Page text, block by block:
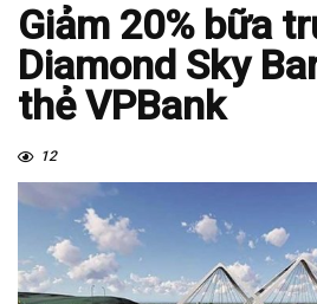
Giảm 20% bữa
Diamond Sky
thẻ VPBank
12